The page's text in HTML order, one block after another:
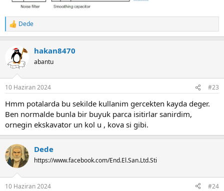
R
e
i
s
Dede
hakan8470
abantu
10 Haziran 2024 #23
Hmm potalarda bu sekilde kullanim gercekten kayda deger.
Ben normalde bunla bir buyuk parca isitirlar sanirdim,
ornegin ekskavator un kol u , kova si gibi.
Dede
https://www.facebook.com/End.El.San.Ltd.Sti
10 Haziran 2024 #24